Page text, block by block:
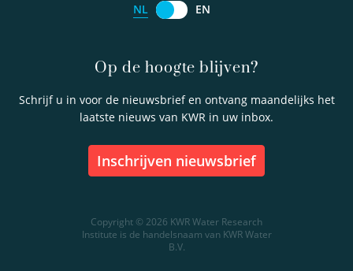
Op de hoogte blijven?
Schrijf u in voor de nieuwsbrief en ontvang maandelijks het
laatste nieuws van KWR in uw inbox.
inschrijven nieuwsbrief
NL EN
Copyright © 2026 KWR Water Research
Institute is de handelsnaam van KWR Water
B.V.